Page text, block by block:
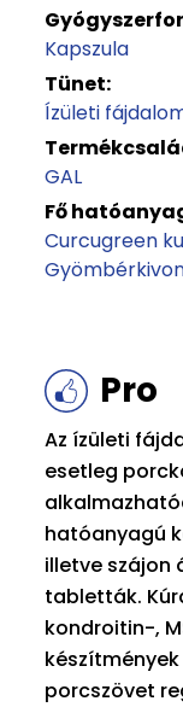
Kapszula
Tünet:
Ízületi
GAL
Fő
Curcugreen
Pro
Az ízületi
esetleg
hatóanyagú
illetve
tabletták.
kondroitin-,
porcszövet